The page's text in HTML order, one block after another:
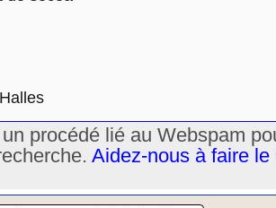
procédé lié au Webspam
Aidez-nous à faire